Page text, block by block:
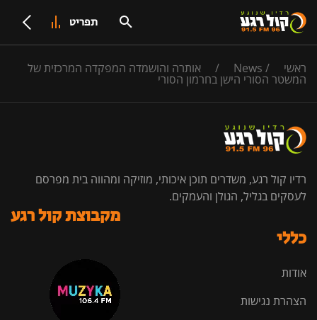
תפריט
ראשי /
News
/ אותרה והושמדה המפקדה המרכזית של
המשטר הסורי הישן בחרמון הסורי
רדיו קול רגע, משדרים תוכן איכותי, מוזיקה ומהווה בית מפרסם
לעסקים בגליל, הגולן והעמקים.
כללי
אודות
הצהרת נגישות
מקבוצת קול רגע